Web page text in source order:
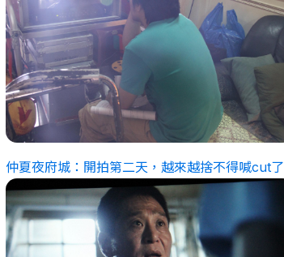
仲夏夜府城：開拍第二天，越來越捨不得喊cut了